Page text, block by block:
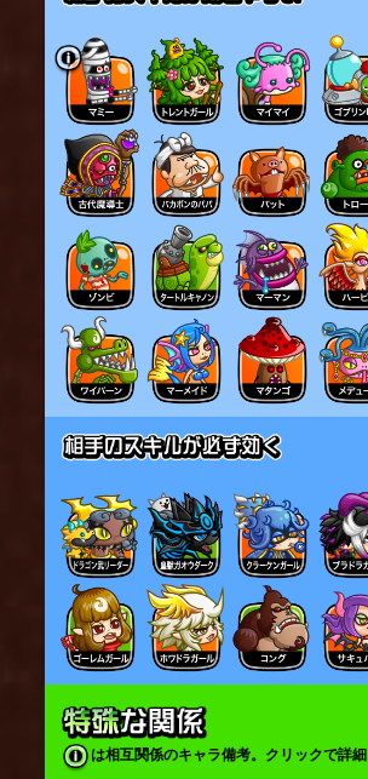
は相互関係のキャラ備考。クリックで詳